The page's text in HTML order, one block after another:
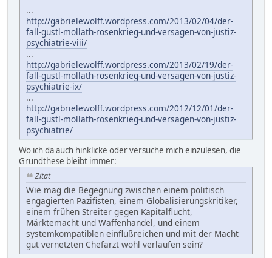
...
http://gabrielewolff.wordpress.com/2013/02/04/der-
fall-gustl-mollath-rosenkrieg-und-versagen-von-justiz-
psychiatrie-viii/
...
http://gabrielewolff.wordpress.com/2013/02/19/der-
fall-gustl-mollath-rosenkrieg-und-versagen-von-justiz-
psychiatrie-ix/
...
http://gabrielewolff.wordpress.com/2012/12/01/der-
fall-gustl-mollath-rosenkrieg-und-versagen-von-justiz-
psychiatrie/
Wo ich da auch hinklicke oder versuche mich einzulesen, die
Grundthese bleibt immer:
Zitat
Wie mag die Begegnung zwischen einem politisch
engagierten Pazifisten, einem Globalisierungskritiker,
einem frühen Streiter gegen Kapitalflucht,
Märktemacht und Waffenhandel, und einem
systemkompatiblen einflußreichen und mit der Macht
gut vernetzten Chefarzt wohl verlaufen sein?